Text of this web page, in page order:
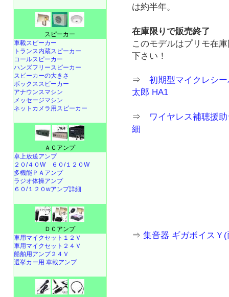
は約半年。
在庫限りで販売終了
このモデルはプリモ在
下さい！
⇒初期型マイクレシ
太郎 HA1
⇒ ワイヤレス補聴援
細
⇒集音器 ギガボイスＹ
スピーカー
車載スピーカー
トランス内蔵スピーカー
コールスピーカー
ハンズフリースピーカー
スピーカーの大きさ
ボックススピーカー
アナウンスマシン
メッセージマシン
ネットカメラ用スピーカー
ＡＣアンプ
卓上放送アンプ
２０/４０W
６０/１２０W
多機能ＰＡアンプ
ラジオ体操アンプ
６０/１２０wアンプ詳細
ＤＣアンプ
車用マイクセット１２Ｖ
車用マイクセット２４Ｖ
船舶用アンプ２４Ｖ
選挙カー用 車載アンプ